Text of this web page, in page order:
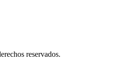
reservados.